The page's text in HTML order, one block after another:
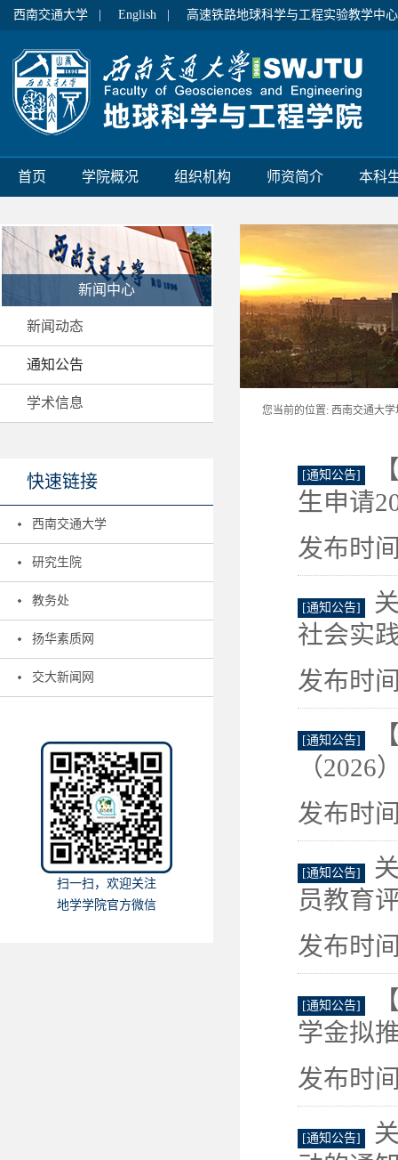
西南交通大学 | English | 高速铁路地球科学与工程实验教学中
首页 学院概况 组织机构 师资简介 本科
新闻中心
新闻动态
通知公告
学术信息
快速链接
西南交通大学
研究生院
教务处
扬华素质网
交大新闻网
扫一扫，欢迎关注
地学学院官方微信
您当前的位置: 西南交通大
[通知公告]
生申请
发布时
[通知公告]
社会实
发布时
[通知公告]
（2026
发布时
[通知公告]
员教育
发布时
[通知公告]
学金拟
发布时
[通知公告]